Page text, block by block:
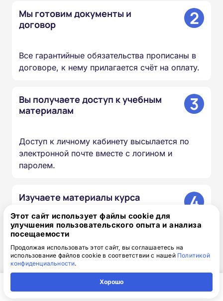
Мы готовим документы и
договор
2
Все гарантийные обязательства прописаны в
договоре, к нему прилагается счёт на оплату.
Вы получаете доступ к учебным
материалам
3
Доступ к личному кабинету высылается по
электронной почте вместе с логином и
паролем.
Изучаете материалы курса 4
Проходите лекции, изучаете документы и
презентации, сдаёте итоговый тест — в
удобное для вас время и темпе.
Мы вносим сведения в ФИС
ФРДО
5
Этот сайт использует файлы cookie для
улучшения пользовательского опыта и анализа
посещаемости
Продолжая использовать этот сайт, вы соглашаетесь на
использование файлов cookie в соответствии с нашей Политикой
конфиденциальности.
Хорошо